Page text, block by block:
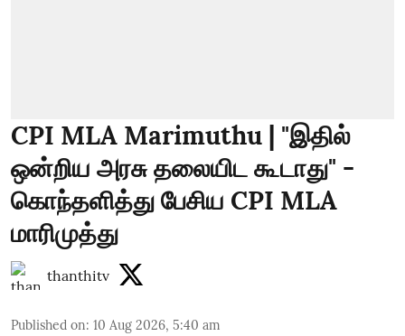
CPI MLA Marimuthu | "இதில்
ஒன்றிய அரசு தலையிட கூடாது" -
கொந்தளித்து பேசிய CPI MLA
மாரிமுத்து
thanthitv
Published on: 10 Aug 2026, 5:40 am